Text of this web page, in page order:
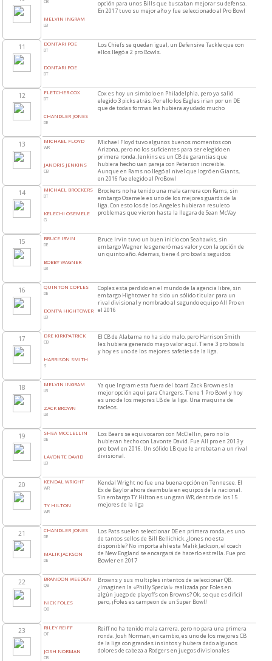
11
12
13
14
15
16
17
18
19
20
21
22
23
CB
MELVIN INGRAM
LB
opción para unos Bills que buscaban mejorar su defensa.
En 2017 tuvo su mejor año y fue seleccionado al Pro Bowl
DONTARI POE
DT
DONTARI POE
DT
Los Chiefs se quedan igual, un Defensive Tackle que con
ellos llegó a 2 pro Bowls.
FLETCHER COX
DT
CHANDLER JONES
DE
Cox es hoy un simbolo en Philadelphia, pero ya salió
elegido 3 picks atrás. Por ello los Eagles irian por un DE
que de todas formas les hubiera ayudado mucho
MICHAEL FLOYD
WR
JANORIS JENKINS
CB
Michael Floyd tuvo algunos buenos momentos con
Arizona, pero no los suficientes para ser elegido en
primera ronda. Jenkins es un CB de garantias que
hubiera hecho uan pareja con Peterson increible.
Aunque en Rams no llegó al nivel que logró en Giants,
en 2016 fue elegido al ProBowl
MICHAEL BROCKERS
DT
KELECHI OSEMELE
G
Brockers no ha tenido una mala carrera con Rams, sin
embargo Osemele es uno de los mejores guards de la
liga. Con esto los de los Angeles hubieran resuleto
problemas que vieron hasta la llegara de Sean McVay
BRUCE IRVIN
DE
BOBBY WAGNER
LB
Bruce Irvin tuvo un buen inicio con Seahawks, sin
embargo Wagner les generó mas valor y con la opción de
un quinto año. Ademas, tiene 4 pro bowls seguidos
QUINTON COPLES
DE
DONT’A HIGHTOWER
LB
Coples esta perdido en el mundo de la agencia libre, sin
embargo Hightower ha sido un sólido titular para un
rival divisional y nombrado al segundo equipo All Pro en
el 2016
DRE KIRKPATRICK
CB
HARRISON SMITH
S
El CB de Alabama no ha sido malo, pero Harrison Smith
les hubiera generado mayo valor aquí. Tiene 3 pro bowls
y hoy es uno de los mejores safeties de la liga.
MELVIN INGRAM
LB
ZACK BROWN
LB
Ya que Ingram esta fuera del board Zack Brown es la
mejor opción aquí para Chargers. Tiene 1 Pro Bowl y hoy
es uno de los mejores LB de la liga. Una maquina de
tacleos.
SHEA MCCLELLIN
DE
LAVONTE DAVID
LB
Los Bears se equivocaron con McClellin, pero no lo
hubieran hecho con Lavonte David. Fue All pro en 2013 y
pro bowl en 2016. Un sólido LB que le arrebatan a un rival
divisional.
KENDAL WRIGHT
WR
TY HILTON
WR
Kendal Wright no fue una buena opción en Tennesee. El
Ex de Baylor ahora deambula en equipos de la nacional.
Sin embargo TY Hilton es un gran WR, dentro de los 15
mejores de la liga
CHANDLER JONES
DE
MALIK JACKSON
DE
Los Pats suelen seleccionar DE en primera ronda, es uno
de tantos sellos de Bill Bellichick. ¿Jones no esta
disponible? No importa ahí esta Malik Jackson, el coach
de New England se encargará de hacerlo estrella. Fue pro
Bowler en 2017
BRANDON WEEDEN
QB
NICK FOLES
QB
Browns y sus multiples intentos de seleccionar QB.
¿Imaginen la «Philly Special» realizada por Foles en
algún juego de playoffs con Browns? Ok, se que es dificil
pero, ¡Foles es campeon de un Super Bowl!
RILEY REIFF
OT
JOSH NORMAN
CB
Reiff no ha tenido mala carrera, pero no para una primera
ronda. Josh Norman, en cambio, es uno de los mejores CB
de la liga con grandes insintos y hubera dado algunos
dolores de cabeza a Rodgers en juegos divisionales